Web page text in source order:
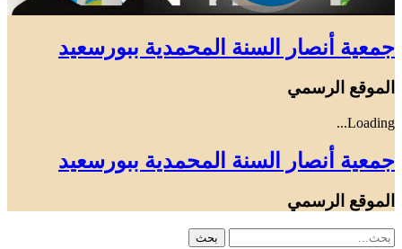
جمعية أنصار السنة المحمدية ببورسعيد
الموقع الرسمي
Loading...
جمعية أنصار السنة المحمدية ببورسعيد
الموقع الرسمي